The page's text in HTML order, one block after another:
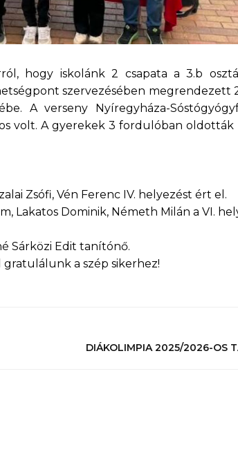
hogy iskolánk 2 csapata a 3.b
szervezésében megrendezett
A verseny Nyíregyháza-
volt. A gyerekek 3 fordulóban oldották
Zsófi, Vén Ferenc IV. helyezést ért el.
Lakatos Dominik, Németh Milán a VI.
Sárközi Edit tanítónő.
a szép sikerhez!
DIÁKOLIMPIA 2025/2026-OS